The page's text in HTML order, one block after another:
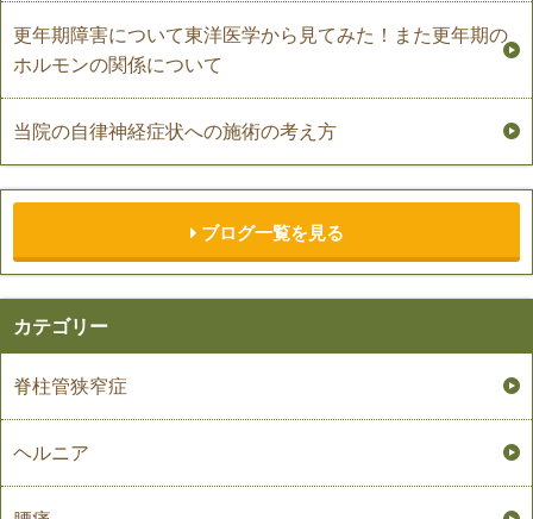
更年期障害について東洋医学から見てみた！また更年期の
ホルモンの関係について
当院の自律神経症状への施術の考え方
ブログ一覧を見る
カテゴリー
脊柱管狭窄症
ヘルニア